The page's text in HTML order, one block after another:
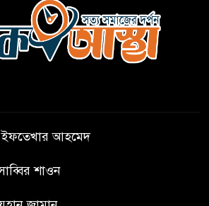
আহত-১০
বন্যায় পাটগ্রামে সড়ক ভেঙে
চালাচ্ছেন তারেক: কাদের সিদ্দিকী
জুলাই জাদুঘরে টিকিট জালিয়াতি!
আহমেদ
শাওন